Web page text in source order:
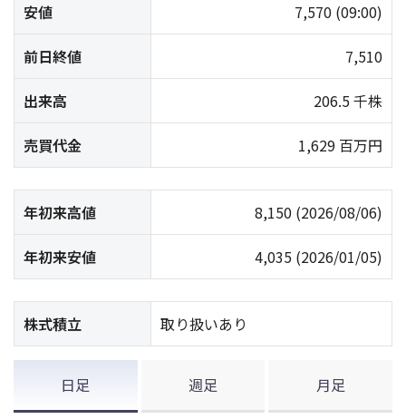
安値 7,570 (09:00)
前日終値 7,510
出来高 206.5 千株
売買代金 1,629 百万円
年初来高値 8,150 (2026/08/06)
年初来安値 4,035 (2026/01/05)
株式積立 取り扱いあり
日足 週足 月足